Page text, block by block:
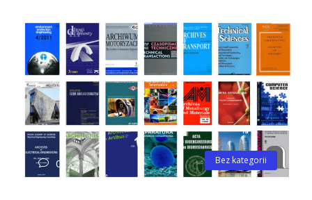
0 Bez kategorii